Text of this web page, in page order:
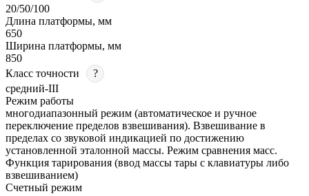
20/50/100
Длина платформы, мм
650
Ширина платформы, мм
850
Класс точности
?
средний-III
Режим работы
многодиапазонный режим (автоматическое и ручное
переключение пределов взвешивания). Взвешивание в
пределах со звуковой индикацией по достижению
установленной эталонной массы. Режим сравнения масс.
Функция тарирования (ввод массы тары с клавиатуры либо
взвешиванием)
Счетный режим